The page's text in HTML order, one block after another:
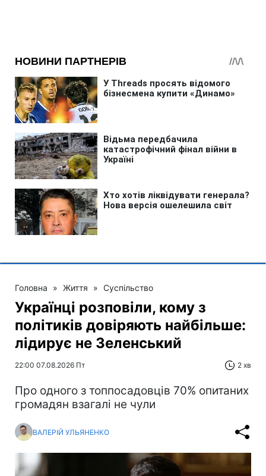
Головна » Життя » Суспільство
Українці розповіли, кому з
політиків довіряють найбільше:
лідирує не Зеленський
22:00 07.08.2026 Пт 2 хв
Про одного з топпосадовців 70% опитаних
громадян взагалі не чули
ВАЛЕРІЙ УЛЬЯНЕНКО